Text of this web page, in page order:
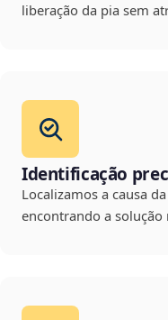
liberação da pia sem
Identificação
Localizamos a causa
encontrando a solução